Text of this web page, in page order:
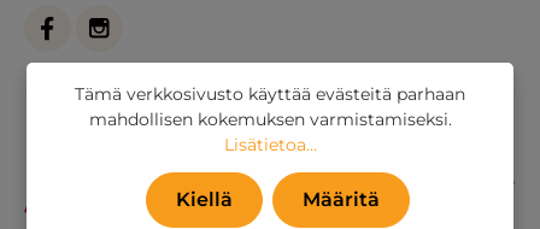
Tämä verkkosivusto käyttää evästeitä parhaan
mahdollisen kokemuksen varmistamiseksi.
Lisätietoa...
Kiellä Määritä